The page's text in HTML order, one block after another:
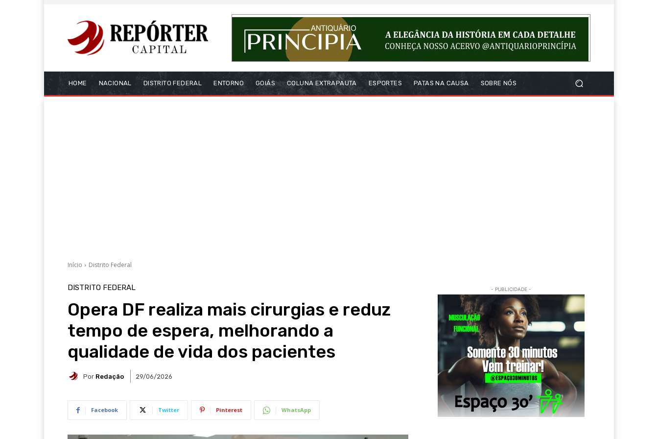
HOME NACIONAL DISTRITO FEDERAL ENTORNO GOIÁS COLUNA EXTRAPAUTA ESPORTES PATAS NA CAUSA SOBRE NÓS
Início Distrito Federal
DISTRITO FEDERAL
Opera DF realiza mais cirurgias e reduz
tempo de espera, melhorando a
qualidade de vida dos pacientes
Por Redação 29/06/2026
Facebook Twitter Pinterest WhatsApp
- PUBLICIDADE -